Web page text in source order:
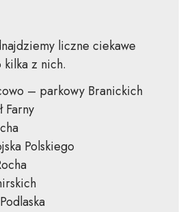
liczne ciekawe
z nich.
– parkowy Branickich
Farny
Polskiego